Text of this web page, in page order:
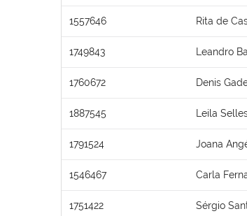
1557646 Rita de
1749843 Leandro
1760672 Denis
1887545 Leila
1791524 Joana
1546467 Carla
1751422 Sérgio